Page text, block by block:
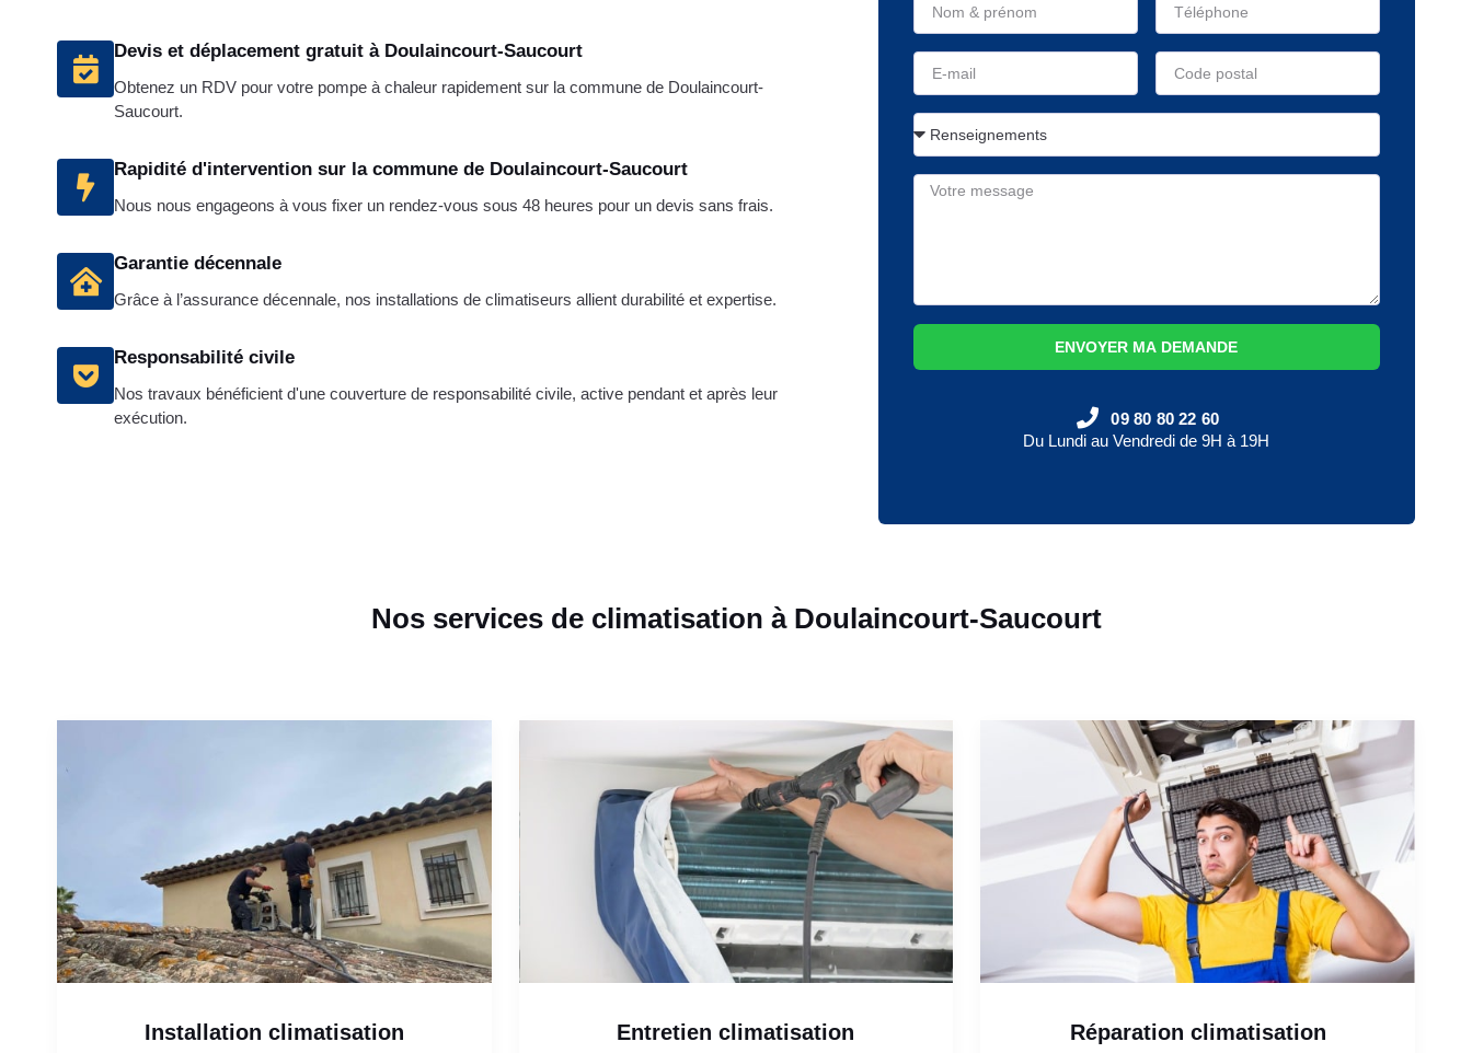
Devis et déplacement gratuit à Doulaincourt-Saucourt
Obtenez un RDV pour votre pompe à chaleur rapidement sur la commune de Doulaincourt-
Saucourt.
Rapidité d'intervention sur la commune de Doulaincourt-Saucourt
Nous nous engageons à vous fixer un rendez-vous sous 48 heures pour un devis sans frais.
Garantie décennale
Grâce à l’assurance décennale, nos installations de climatiseurs allient durabilité et expertise.
Responsabilité civile
Nos travaux bénéficient d'une couverture de responsabilité civile, active pendant et après leur
exécution.
ENVOYER MA DEMANDE
09 80 80 22 60
Du Lundi au Vendredi de 9H à 19H
Nos services de climatisation à Doulaincourt-Saucourt
Installation climatisation Entretien climatisation Réparation climatisation